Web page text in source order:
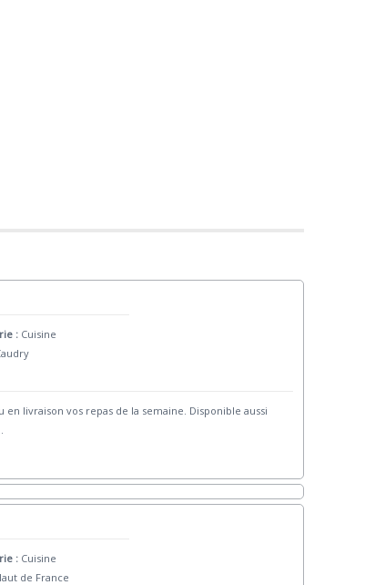
: Cuisine
livraison vos repas de la semaine. Disponible aussi
: Cuisine
de France